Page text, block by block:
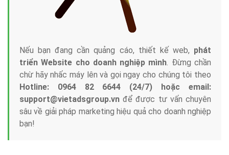
Nếu bạn đang cần quảng cáo, thiết kế web, phát
triển Website cho doanh nghiệp mình. Đừng chần
chừ hãy nhấc máy lên và gọi ngay cho chúng tôi theo
Hotline: 0964 82 6644 (24/7) hoặc email:
support@vietadsgroup.vn để được tư vấn chuyên
sâu về giải pháp marketing hiệu quả cho doanh nghiệp
bạn!